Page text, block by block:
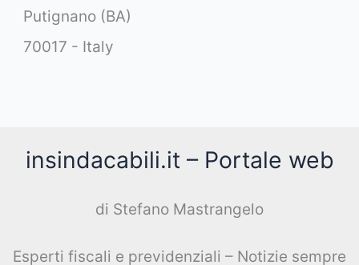
Putignano (BA)
70017 - Italy
insindacabili.it – Portale web
di Stefano Mastrangelo
Esperti fiscali e previdenziali – Notizie sempre